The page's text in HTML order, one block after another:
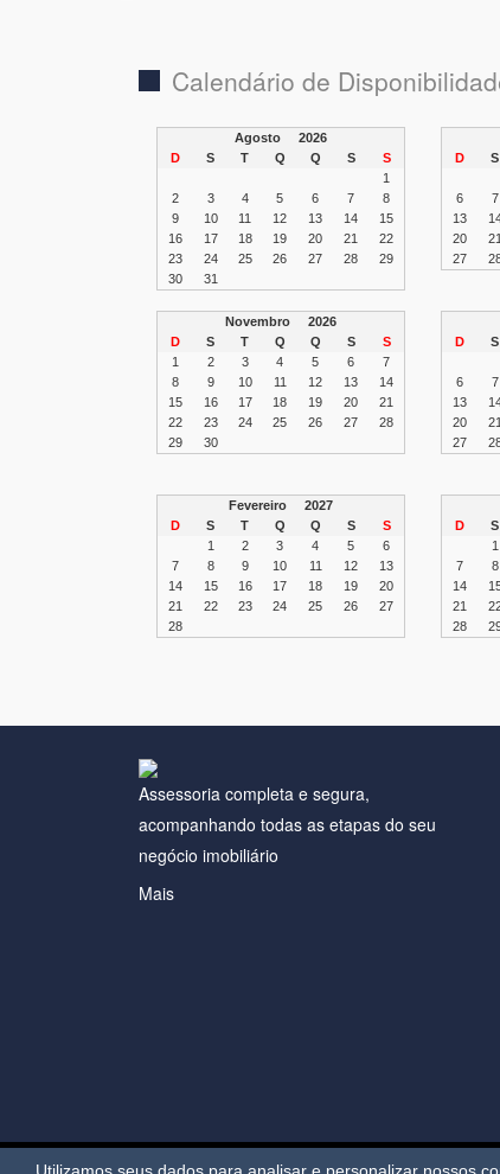
Calendário de
Agosto 2026
D
S T Q Q S
S
1
2
3 4 5 6 7
8
9
10 11 12 13 14
15
16
17 18 19 20 21
22
23
24 25 26 27 28
29
30
31
D
S
6
7
13
20
21
27
Novembro 2026
D
S T Q Q S
S
1
2 3 4 5 6
7
8
9 10 11 12 13
14
15
16 17 18 19 20
21
22
23 24 25 26 27
28
29
30
D
S
6
7
13
20
21
27
Fevereiro 2027
D
S T Q Q S
S
1
2 3 4 5
6
7
8 9 10 11 12
13
14
15 16 17 18 19
20
21
22 23 24 25 26
27
28
D
S
1
7
8
14
21
28
Assessoria completa e segura,
acompanhando todas as etapas do seu
negócio imobiliário
Mais